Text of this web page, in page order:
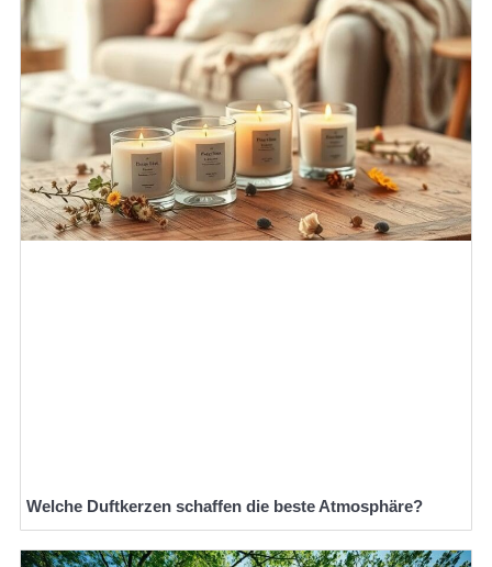
Welche Duftkerzen schaffen die beste Atmosphäre?